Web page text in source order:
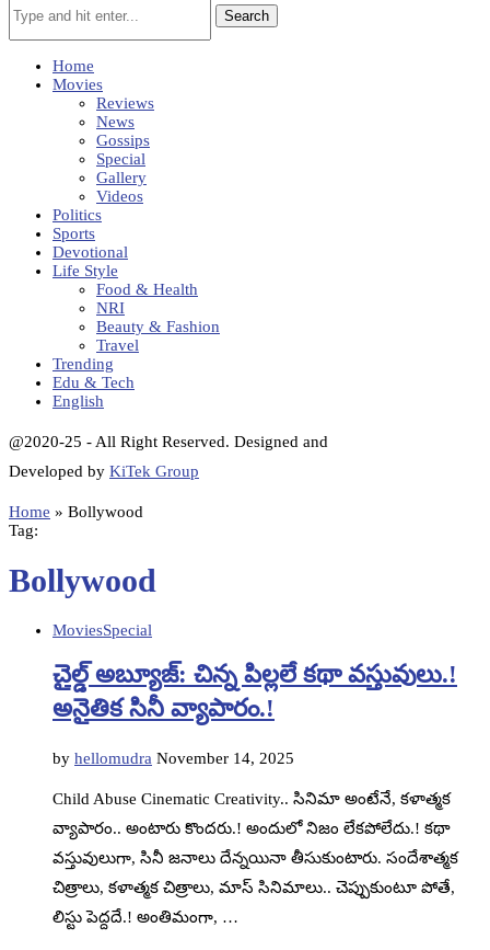
Search
Home
Movies
Reviews
News
Gossips
Special
Gallery
Videos
Politics
Sports
Devotional
Life Style
Food & Health
NRI
Beauty & Fashion
Travel
Trending
Edu & Tech
English
@2020-25 - All Right Reserved. Designed and
Developed by KiTek Group
Home » Bollywood
Tag:
Bollywood
MoviesSpecial
చైల్డ్ అబ్యూజ్: చిన్న పిల్లలే కథా వస్తువులు.!
అనైతిక సినీ వ్యాపారం.!
by hellomudra November 14, 2025
Child Abuse Cinematic Creativity.. సినిమా అంటేనే, కళాత్మక
వ్యాపారం.. అంటారు కొందరు.! అందులో నిజం లేకపోలేదు.! కథా
వస్తువులుగా, సినీ జనాలు దేన్నయినా తీసుకుంటారు. సందేశాత్మక
చిత్రాలు, కళాత్మక చిత్రాలు, మాస్ సినిమాలు.. చెప్పుకుంటూ పోతే,
లిస్టు పెద్దదే.! అంతిమంగా, …